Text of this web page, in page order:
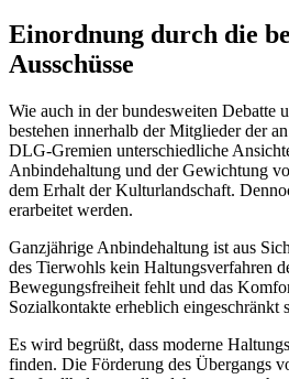
Einordnung durch die
Ausschüsse
Wie auch in der bundesweiten Debatte
bestehen innerhalb der Mitglieder der
DLG-Gremien unterschiedliche
Anbindehaltung und der Gewichtung
dem Erhalt der Kulturlandschaft.
erarbeitet werden.
Ganzjährige Anbindehaltung ist aus
des Tierwohls kein Haltungsverfahren
Bewegungsfreiheit fehlt und das
Sozialkontakte erheblich eingeschränkt
Es wird begrüßt, dass moderne
finden. Die Förderung des Übergangs